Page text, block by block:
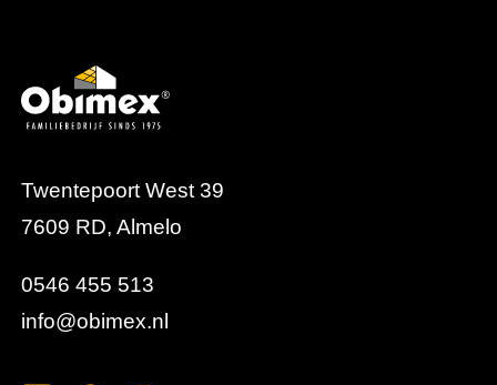
Twentepoort West 39
7609 RD, Almelo
0546 455 513
info@obimex.nl